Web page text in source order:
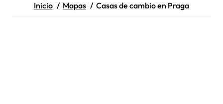
Inicio Mapas Casas de cambio en Praga